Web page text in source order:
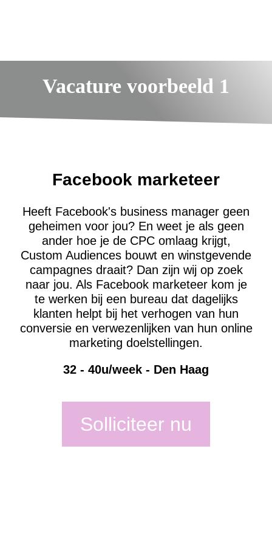
Vacature voorbeeld 1
Facebook marketeer
Heeft Facebook's business manager geen
geheimen voor jou? En weet je als geen
ander hoe je de CPC omlaag krijgt,
Custom Audiences bouwt en winstgevende
campagnes draait? Dan zijn wij op zoek
naar jou. Als Facebook marketeer kom je
te werken bij een bureau dat dagelijks
klanten helpt bij het verhogen van hun
conversie en verwezenlijken van hun online
marketing doelstellingen.
32 - 40u/week - Den Haag
Solliciteer nu